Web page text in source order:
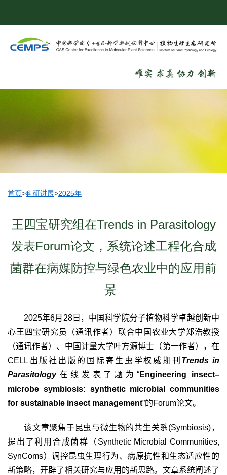
首页>科研进展>2025年
王四宝研究组在Trends in Parasitology
发表Forum论文，系统论述工程化合成
菌群在病媒防控与绿色农业中的应用前
景
2025年6月 28日，中国科学院分子植物科学卓越创新中
心王四宝研究员（通讯作者）联合中国农业大学郑浩教授
（通讯作者）、中国计量大学叶方源博士（第一作者），在
CELL 出版社出版的国际寄生虫学权威期刊 Trends in
Parasitology在线发表了题为“Engineering insect–
microbe symbiosis: synthetic microbial communities
for sustainable insect management”的Forum论文。
该文章聚焦于昆虫与微生物的共生关系(Symbiosis)，
提出了利用合成菌群（ Synthetic Microbial Communities,
SynComs）调控昆虫生理行为、病原抗性和生态适应性的
新策略，开辟了相关研究与应用的新思路。文章系统阐述了